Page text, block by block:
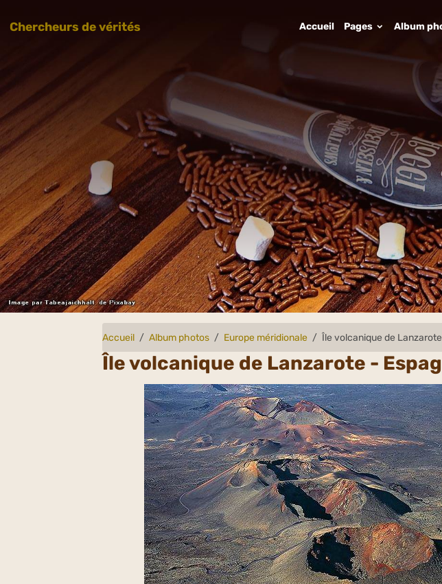
Chercheurs de vérités Accueil Pages Album
Accueil Album photos Europe méridionale Île volcanique de
Île volcanique de Lanzarote -